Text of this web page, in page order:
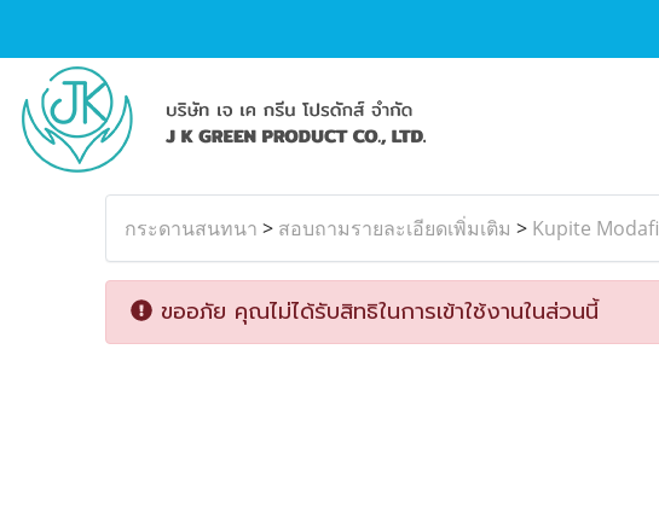
กระดานสนทนา > สอบถามรายละเอียดเพิ่มเติม > Kupite
ขออภัย คุณไม่ได้รับสิทธิในการเข้าใช้งานในส่วนนี้